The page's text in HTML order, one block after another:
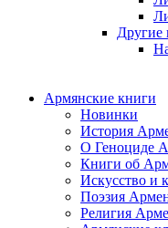
Другие
Армянские книги
Новинки
История
О Геноциде
Книги об
Иcкусство и
Поэзия
Религия